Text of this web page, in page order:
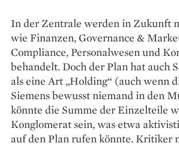
In der Zentrale werden in Zukunft
wie Finanzen, Governance &
Compliance, Personalwesen und
behandelt. Doch der Plan hat auch
als eine Art „Holding“ (auch wenn
Siemens bewusst niemand in den
könnte die Summe der Einzelteile
Konglomerat sein, was etwa
auf den Plan rufen könnte. Kritiker